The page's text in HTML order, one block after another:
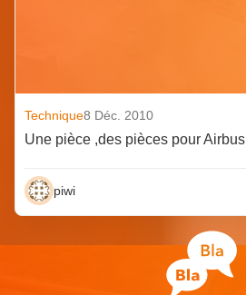
Technique8 Déc. 2010
Une pièce ,des pièces pour Airbus
piwi